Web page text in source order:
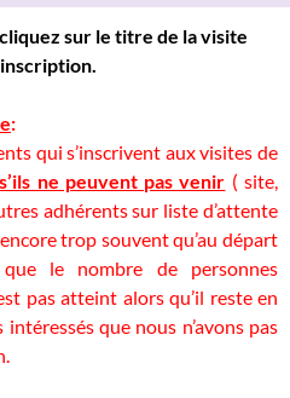
sur le titre de la visite
:
qui s’inscrivent aux visites de
ne peuvent pas venir ( site,
adhérents sur liste d’attente
trop souvent qu’au départ
le nombre de personnes
pas atteint alors qu’il reste en
que nous n’avons pas